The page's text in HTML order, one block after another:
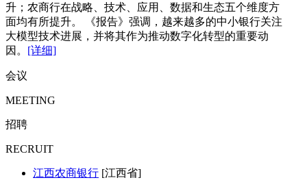
升；农商行在战略、技术、应用、数据和生态五个维度方
面均有所提升。 《报告》强调，越来越多的中小银行关注
大模型技术进展，并将其作为推动数字化转型的重要动
因。 [详细]
会议
MEETING
招聘
RECRUIT
江西农商银行 [江西省]